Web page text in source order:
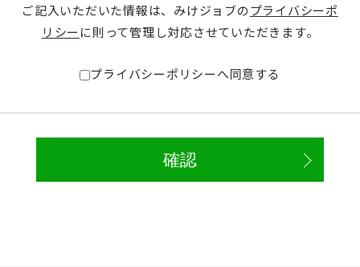
ご記入いただいた情報は、みけジョブのプライバシーポ
リシー に則って管理し対応させていただきます。
プライバシーポリシーへ同意する